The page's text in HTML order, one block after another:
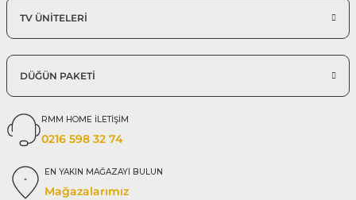
TV ÜNİTELERİ
DÜĞÜN PAKETİ
RMM HOME İLETİŞİM
0216 598 32 74
EN YAKIN MAĞAZAYI BULUN
Mağazalarımız